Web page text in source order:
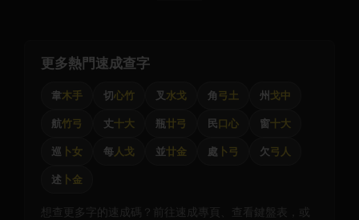
更多熱門速成查字
韋木手 切心竹 叉 水戈 角弓土 州 戈中
航竹弓 丈十大 瓶廿弓 民口心 窗十大
巡 卜女 每人戈 並廿金 處 卜弓 欠弓人
述 卜金
想查更多字的速成碼？前往速成專頁、查看鍵盤表，或